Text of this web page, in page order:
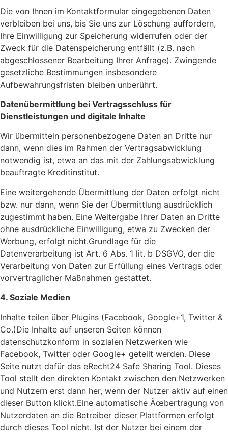
Die von Ihnen im Kontaktformular eingegebenen Daten
verbleiben bei uns, bis Sie uns zur Löschung auffordern,
Ihre Einwilligung zur Speicherung widerrufen oder der
Zweck für die Datenspeicherung entfällt (z.B. nach
abgeschlossener Bearbeitung Ihrer Anfrage). Zwingende
gesetzliche Bestimmungen insbesondere
Aufbewahrungsfristen bleiben unberührt.
Datenübermittlung bei Vertragsschluss für
Dienstleistungen und digitale Inhalte
Wir übermitteln personenbezogene Daten an Dritte nur
dann, wenn dies im Rahmen der Vertragsabwicklung
notwendig ist, etwa an das mit der Zahlungsabwicklung
beauftragte Kreditinstitut.
Eine weitergehende Übermittlung der Daten erfolgt nicht
bzw. nur dann, wenn Sie der Übermittlung ausdrücklich
zugestimmt haben. Eine Weitergabe Ihrer Daten an Dritte
ohne ausdrückliche Einwilligung, etwa zu Zwecken der
Werbung, erfolgt nicht.Grundlage für die
Datenverarbeitung ist Art. 6 Abs. 1 lit. b DSGVO, der die
Verarbeitung von Daten zur Erfüllung eines Vertrags oder
vorvertraglicher Maßnahmen gestattet.
4. Soziale Medien
Inhalte teilen über Plugins (Facebook, Google+1, Twitter &
Co.)Die Inhalte auf unseren Seiten können
datenschutzkonform in sozialen Netzwerken wie
Facebook, Twitter oder Google+ geteilt werden. Diese
Seite nutzt dafür das eRecht24 Safe Sharing Tool. Dieses
Tool stellt den direkten Kontakt zwischen den Netzwerken
und Nutzern erst dann her, wenn der Nutzer aktiv auf einen
dieser Button klickt.Eine automatische Ãœbertragung von
Nutzerdaten an die Betreiber dieser Plattformen erfolgt
durch dieses Tool nicht. Ist der Nutzer bei einem der